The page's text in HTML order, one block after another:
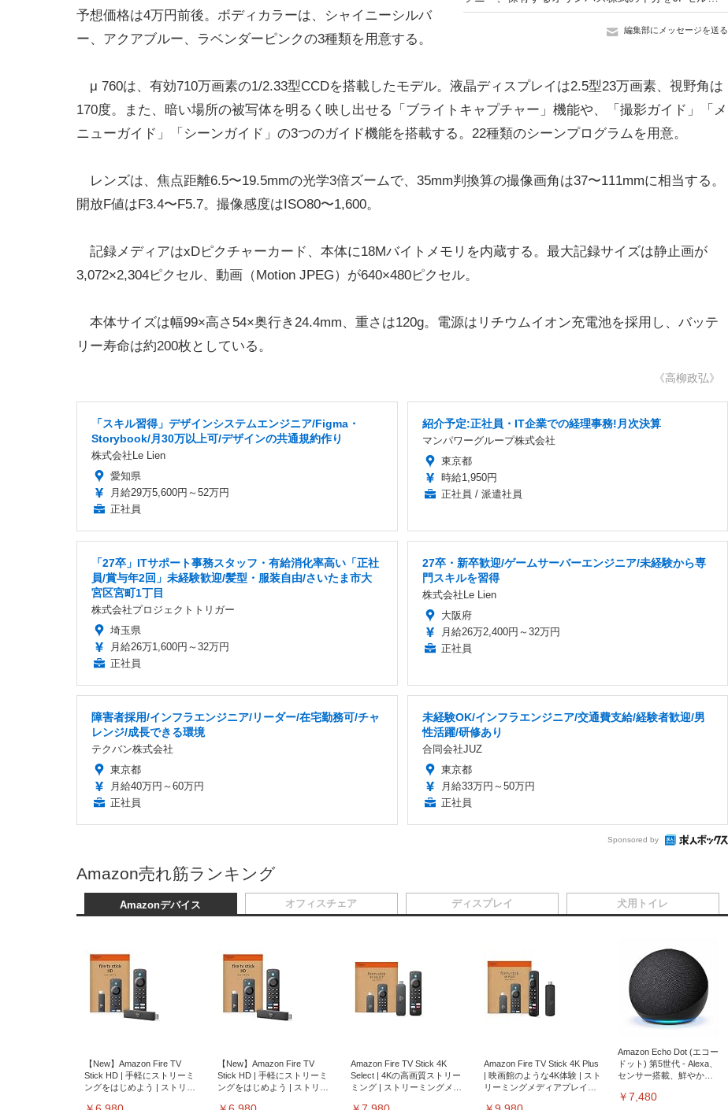
編集部にメッセージを送る
予想価格は4万円前後。ボディカラーは、シャイニーシルバ
ー、アクアブルー、ラベンダーピンクの3種類を用意する。
μ 760は、有効710万画素の1/2.33型CCDを搭載したモデル。液晶ディスプレイは2.5型23万画素、視野角は
170度。また、暗い場所の被写体を明るく映し出せる「ブライトキャプチャー」機能や、「撮影ガイド」「メ
ニューガイド」「シーンガイド」の3つのガイド機能を搭載する。22種類のシーンプログラムを用意。
レンズは、焦点距離6.5〜19.5mmの光学3倍ズームで、35mm判換算の撮像画角は37〜111mmに相当する。
開放F値はF3.4〜F5.7。撮像感度はISO80〜1,600。
記録メディアはxDピクチャーカード、本体に18Mバイトメモリを内蔵する。最大記録サイズは静止画が
3,072×2,304ピクセル、動画（Motion JPEG）が640×480ピクセル。
本体サイズは幅99×高さ54×奥行き24.4mm、重さは120g。電源はリチウムイオン充電池を採用し、バッテ
リー寿命は約200枚としている。
《高柳政弘》
「スキル習得」デザインシステムエンジニア/Figma・
Storybook/月30万以上可/デザインの共通規約作り
株式会社Le Lien
愛知県
月給29万5,600円～52万円
正社員
紹介予定:正社員・IT企業での経理事務!月次決算
マンパワーグループ株式会社
東京都
時給1,950円
正社員 / 派遣社員
「27卒」ITサポート事務スタッフ・有給消化率高い「正社
員/賞与年2回」未経験歓迎/髪型・服装自由/さいたま市大
宮区宮町1丁目
株式会社プロジェクトトリガー
埼玉県
月給26万1,600円～32万円
正社員
27卒・新卒歓迎/ゲームサーバーエンジニア/未経験から専
門スキルを習得
株式会社Le Lien
大阪府
月給26万2,400円～32万円
正社員
障害者採用/インフラエンジニア/リーダー/在宅勤務可/チャ
レンジ/成長できる環境
テクバン株式会社
東京都
月給40万円～60万円
正社員
未経験OK/インフラエンジニア/交通費支給/経験者歓迎/男
性活躍/研修あり
合同会社JUZ
東京都
月給33万円～50万円
正社員
Sponsored by
Amazon売れ筋ランキング
Amazonデバイス
【New】Amazon Fire TV
Stick HD | 手軽にストリーミ
ングをはじめよう | ストリー
【New】Amazon Fire TV
Stick HD | 手軽にストリーミ
ングをはじめよう | ストリー
Amazon Fire TV Stick 4K
Select | 4Kの高画質ストリー
ミング | ストリーミングメデ
Amazon Fire TV Stick 4K Plus
| 映画館のような4K体験 | スト
リーミングメディアプレイヤ
Amazon Echo Dot (エコー
ドット) 第5世代 - Alexa、
センサー搭載、鮮やかな
￥7,480
オフィスチェア ディスプレイ 犬用トイレ